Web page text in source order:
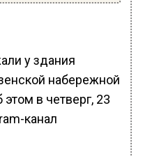
у здания
набережной
в четверг, 23
канал